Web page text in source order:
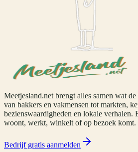
Meetjesland.net brengt alles samen wat
van bakkers en vakmensen tot markten,
bezienswaardigheden en lokale verhalen.
woont, werkt, winkelt of op bezoek komt.
Bedrijf gratis aanmelden